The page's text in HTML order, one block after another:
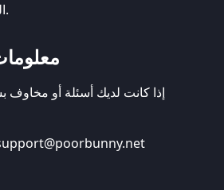
القضائية الخاصة بك.
9.
إذا كانت لديك أسئلة أو